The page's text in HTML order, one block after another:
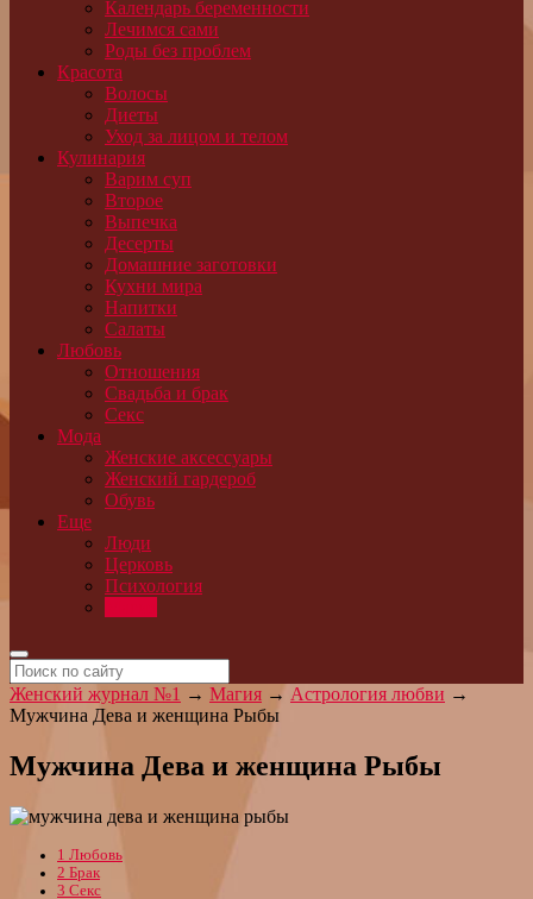
Календарь беременности
Лечимся сами
Роды без проблем
Красота
Волосы
Диеты
Уход за лицом и телом
Кулинария
Варим суп
Второе
Выпечка
Десерты
Домашние заготовки
Кухни мира
Напитки
Салаты
Любовь
Отношения
Свадьба и брак
Секс
Мода
Женские аксессуары
Женский гардероб
Обувь
Еще
Люди
Церковь
Психология
Женский журнал №1 → Магия → Астрология любви →
Мужчина Дева и женщина Рыбы
Мужчина Дева и женщина Рыбы
1 Любовь
2 Брак
3 Секс